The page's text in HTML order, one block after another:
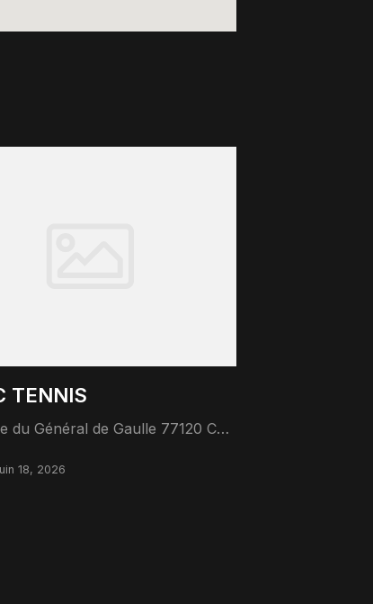
TENNIS
13 Rue du Général de Gaulle 77120 Coulommiers
18, 2026